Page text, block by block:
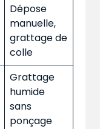
Dépose
manuelle,
grattage de
colle
Grattage
humide
sans
ponçage